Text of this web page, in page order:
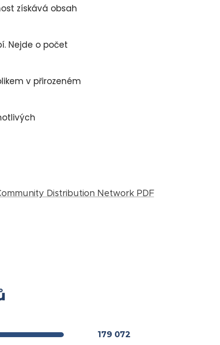
získává obsah
Nejde o počet
v přirozeném
Distribution Network PDF
179 072